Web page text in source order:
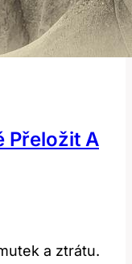
Přeložit A
a ztrátu.